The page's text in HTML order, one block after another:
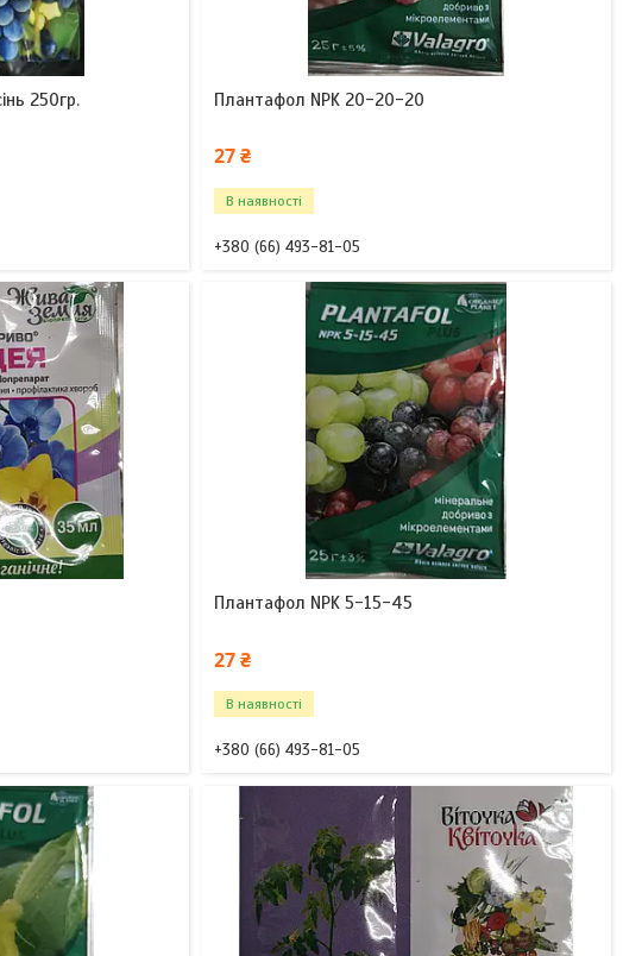
250гр. Плантафол NPK 20-20-20
27 ₴
В наявності
+380 (66) 493-81-05
Плантафол NPK 5-15-45
27 ₴
В наявності
+380 (66) 493-81-05